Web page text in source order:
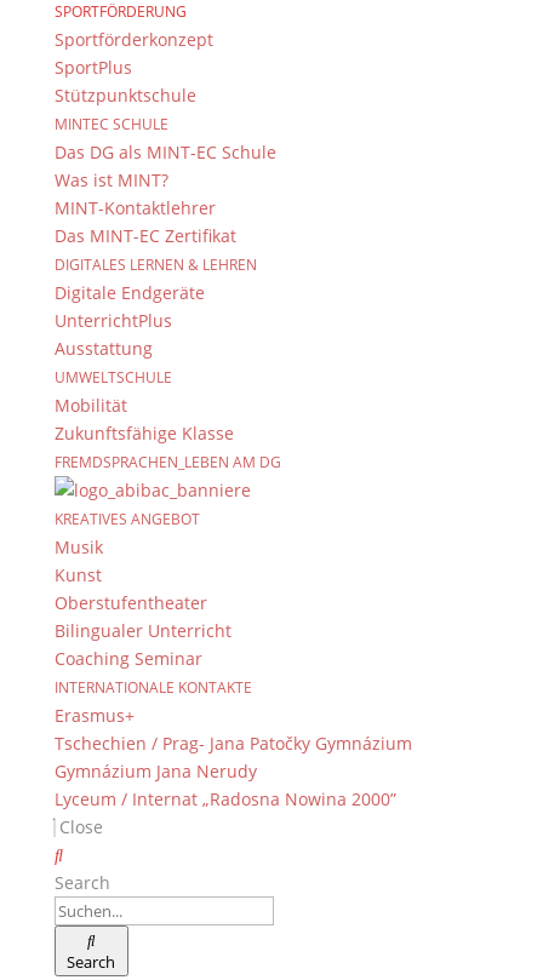
SPORTFÖRDERUNG
Sportförderkonzept
SportPlus
Stützpunktschule
MINTEC SCHULE
Das DG als MINT-EC Schule
Was ist MINT?
MINT-Kontaktlehrer
Das MINT-EC Zertifikat
DIGITALES LERNEN & LEHREN
Digitale Endgeräte
UnterrichtPlus
Ausstattung
UMWELTSCHULE
Mobilität
Zukunftsfähige Klasse
FREMDSPRACHEN_LEBEN AM DG
KREATIVES ANGEBOT
Musik
Kunst
Oberstufentheater
Bilingualer Unterricht
Coaching Seminar
INTERNATIONALE KONTAKTE
Erasmus+
Tschechien / Prag- Jana Patočky Gymnázium
Gymnázium Jana Nerudy
Lyceum / Internat „Radosna Nowina 2000”
Close
Search
Search